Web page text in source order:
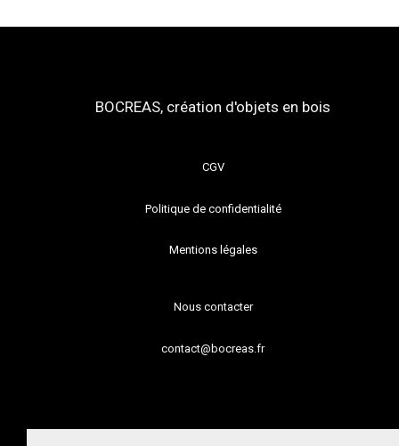
BOCREAS, création d'objets en bois
CGV
Politique de confidentialité
Mentions légales
Nous contacter
contact@bocreas.fr